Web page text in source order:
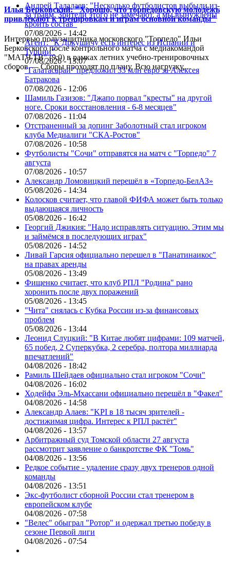
Илья Берковский: "Хорошо, что торпедовскую молодёжь
привлекают к тренировкам и играм основной команды"
Интервью полузащитника московского "Торпедо" Ильи
Берковского после контрольного матча с медиакомандой
"МАТЧ ТВ" (9:0) в рамках летних учебно-тренировочных
сборов.— Сборы проходят по плану. Всю нагрузку,...
Андрей Талалаев: "Несколько футболистов выбыли из-
за травм. Зрители этого не замечают, а мы вынуждены
кроить состав"
07/08/2026 - 14:42
Агент: "К Дркушичу есть интерес из Испании и
Турции"
07/08/2026 - 13:07
"Галатасарай" предложил 33 млн евро за Алексея
Батракова
07/08/2026 - 12:06
Шамиль Газизов: "Джапо порвал "кресты" на другой
ноге. Сроки восстановления - 6-8 месяцев"
07/08/2026 - 11:04
Отстраненный за допинг Заболотный стал игроком
клуба Медиалиги "СКА-Ростов"
07/08/2026 - 10:58
Футболисты "Сочи" отправятся на матч с "Торпедо" 7
августа
07/08/2026 - 10:57
Александр Ломовицкий перешёл в «Торпедо-БелАЗ»
05/08/2026 - 14:34
Колосков считает, что главой ФИФА может быть только
выдающаяся личность
05/08/2026 - 16:42
Георгий Джикия: "Надо исправлять ситуацию. Этим мы
и займёмся в последующих играх"
05/08/2026 - 14:52
Ливай Гарсия официально перешел в "Панатинаикос"
на правах аренды
05/08/2026 - 13:49
Фищенко считает, что клуб РПЛ "Родина" рано
хоронить после двух поражений
05/08/2026 - 13:45
"Чита" снялась с Кубка России из-за финансовых
проблем
05/08/2026 - 13:44
Леонид Слуцкий: "В Китае любят цифрами: 109 матчей,
65 побед, 2 Суперкубка, 2 серебра, полтора миллиарда
впечатлений"
04/08/2026 - 18:42
Рамиль Шейдаев официально стал игроком "Сочи"
04/08/2026 - 16:02
Ходейфа Эль-Мхассани официально перешёл в "Факел"
04/08/2026 - 14:58
Александр Алаев: "KPI в 18 тысяч зрителей -
достижимая цифра. Интерес к РПЛ растёт"
04/08/2026 - 13:57
Арбитражный суд Томской области 27 августа
рассмотрит заявление о банкротстве ФК "Томь"
04/08/2026 - 13:56
Редкое событие - удаление сразу двух тренеров одной
команды
04/08/2026 - 13:51
Экс-футболист сборной России стал тренером в
европейском клубе
04/08/2026 - 07:58
"Велес" обыграл "Ротор" и одержал третью победу в
сезоне Первой лиги
04/08/2026 - 07:54